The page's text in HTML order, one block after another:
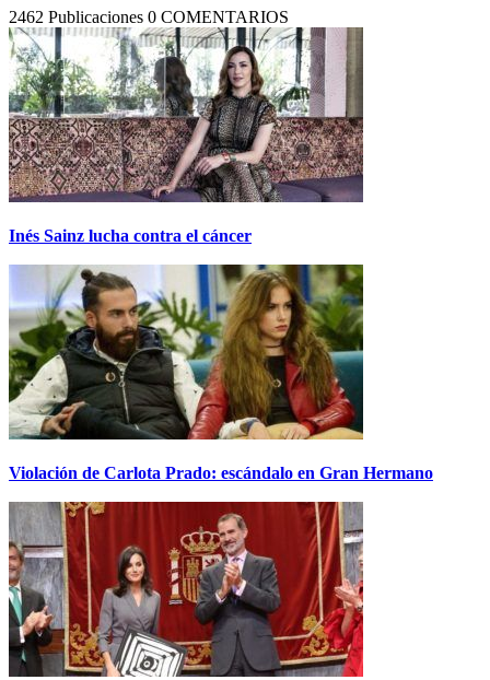
2462 Publicaciones 0 COMENTARIOS
Inés Sainz lucha contra el cáncer
Violación de Carlota Prado: escándalo en Gran Hermano